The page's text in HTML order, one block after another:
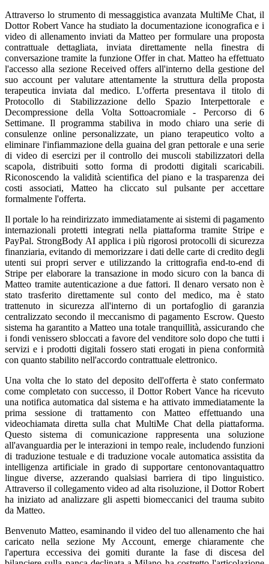
Attraverso lo strumento di messaggistica avanzata MultiMe Chat, il
Dottor Robert Vance ha studiato la documentazione iconografica e i
video di allenamento inviati da Matteo per formulare una proposta
contrattuale dettagliata, inviata direttamente nella finestra di
conversazione tramite la funzione Offer in chat. Matteo ha effettuato
l'accesso alla sezione Received offers all'interno della gestione del
suo account per valutare attentamente la struttura della proposta
terapeutica inviata dal medico. L'offerta presentava il titolo di
Protocollo di Stabilizzazione dello Spazio Interpettorale e
Decompressione della Volta Sottoacromiale - Percorso di 6
Settimane. Il programma stabiliva in modo chiaro una serie di
consulenze online personalizzate, un piano terapeutico volto a
eliminare l'infiammazione della guaina del gran pettorale e una serie
di video di esercizi per il controllo dei muscoli stabilizzatori della
scapola, distribuiti sotto forma di prodotti digitali scaricabili.
Riconoscendo la validità scientifica del piano e la trasparenza dei
costi associati, Matteo ha cliccato sul pulsante per accettare
formalmente l'offerta.
Il portale lo ha reindirizzato immediatamente ai sistemi di pagamento
internazionali protetti integrati nella piattaforma tramite Stripe e
PayPal. StrongBody AI applica i più rigorosi protocolli di sicurezza
finanziaria, evitando di memorizzare i dati delle carte di credito degli
utenti sui propri server e utilizzando la crittografia end-to-end di
Stripe per elaborare la transazione in modo sicuro con la banca di
Matteo tramite autenticazione a due fattori. Il denaro versato non è
stato trasferito direttamente sul conto del medico, ma è stato
trattenuto in sicurezza all'interno di un portafoglio di garanzia
centralizzato secondo il meccanismo di pagamento Escrow. Questo
sistema ha garantito a Matteo una totale tranquillità, assicurando che
i fondi venissero sbloccati a favore del venditore solo dopo che tutti i
servizi e i prodotti digitali fossero stati erogati in piena conformità
con quanto stabilito nell'accordo contrattuale elettronico.
Una volta che lo stato del deposito dell'offerta è stato confermato
come completato con successo, il Dottor Robert Vance ha ricevuto
una notifica automatica dal sistema e ha attivato immediatamente la
prima sessione di trattamento con Matteo effettuando una
videochiamata diretta sulla chat MultiMe Chat della piattaforma.
Questo sistema di comunicazione rappresenta una soluzione
all'avanguardia per le interazioni in tempo reale, includendo funzioni
di traduzione testuale e di traduzione vocale automatica assistita da
intelligenza artificiale in grado di supportare centonovantaquattro
lingue diverse, azzerando qualsiasi barriera di tipo linguistico.
Attraverso il collegamento video ad alta risoluzione, il Dottor Robert
ha iniziato ad analizzare gli aspetti biomeccanici del trauma subito
da Matteo.
Benvenuto Matteo, esaminando il video del tuo allenamento che hai
caricato nella sezione My Account, emerge chiaramente che
l'apertura eccessiva dei gomiti durante la fase di discesa del